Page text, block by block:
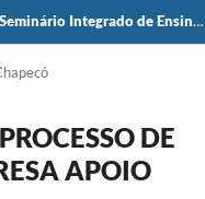
Seminário de Iniciação Científica e Seminário Integrado de Ensino, Pesquisa e Extensão (SIEPE)
DE
APOIO